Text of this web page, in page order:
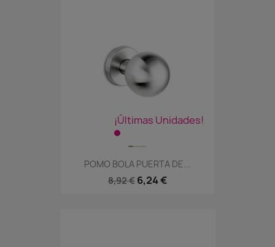
¡Últimas Unidades!
POMO BOLA PUERTA DE...
8,92 € 6,24 €